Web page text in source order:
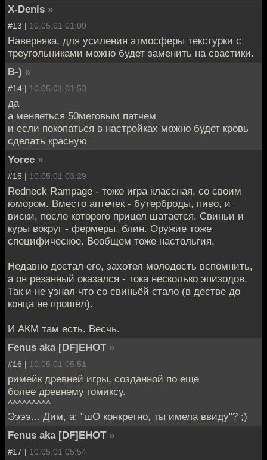
X-Denis »
#13 | 10.05.01 01:00
Наверняка, для усиления атмосферы текстурки с
треугольниками можно будет заменить на свастики.
B-) »
#14 | 10.05.01 01:53
да
а меняеться 50меговым патчем
и если покопаться в настройках можно будет кровь
сделать красную
Yoree »
#15 | 10.05.01 03:29
Redneck Rampage - тоже игра классная, со своим
юмором. Вместо аптечек - бутерброды, пиво, и
виски, после которого прицел шатается. Свиньи и
куры вокруг - фермеры, блин. Оружие тоже
специфическое. Вообщем тоже настольгия.
Недавно достал его, захотел молодость вспомнить,
а он резанный оказался - тока несколько эпизодов.
Так и не узнал что со свиньёй стало (в дестве до
конца не прошёл).
И АКМ там есть. Весчь.
Fenus aka [DF]EHOT »
#16 | 10.05.01 05:51
римейк древней игры, созданной по еще
более древнему гомиксу.
^^^^^^^^^
Ээээ... Дим, а: "шО конкретно, ты имела ввиду"? ;)
Fenus aka [DF]EHOT »
#17 | 10.05.01 05:54